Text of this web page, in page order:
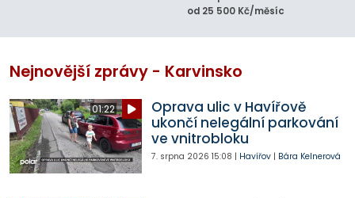
od 25 500 Kč/měsíc
Nejnovější zprávy - Karvinsko
01:22
Oprava ulic v Havířově
ukončí nelegální parkování
ve vnitrobloku
7. srpna 2026 15:08 | Havířov| Bára Kelnerová